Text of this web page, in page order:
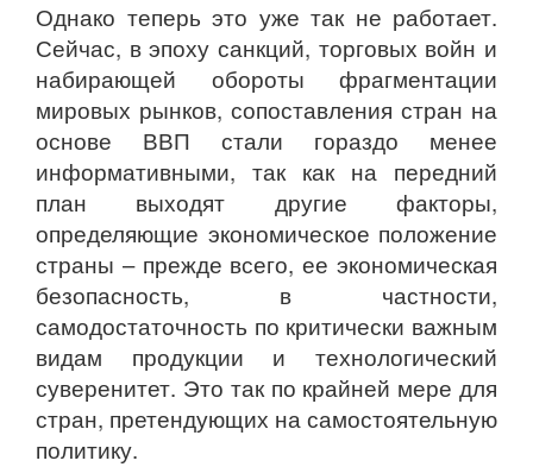
Однако теперь это уже так не работает.
Сейчас, в эпоху санкций, торговых войн и
набирающей обороты фрагментации
мировых рынков, сопоставления стран на
основе ВВП стали гораздо менее
информативными, так как на передний
план выходят другие факторы,
определяющие экономическое положение
страны – прежде всего, ее экономическая
безопасность, в частности,
самодостаточность по критически важным
видам продукции и технологический
суверенитет. Это так по крайней мере для
стран, претендующих на самостоятельную
политику.